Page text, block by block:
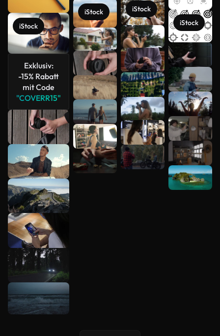
iStock
Exklusiv:
-15% Rabatt
mit Code
"COVERR15"
iStock iStock
iStock
Mehr
anzeigen